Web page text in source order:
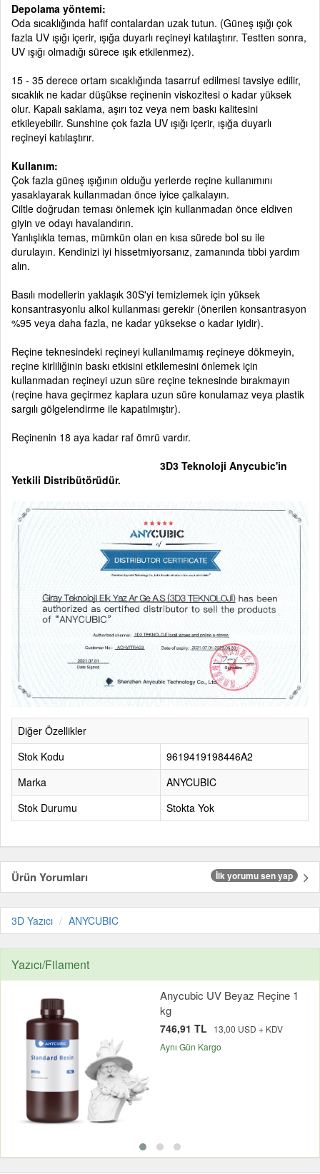
Depolama yöntemi:
Oda sıcaklığında hafif contalardan uzak tutun. (Güneş ışığı çok
fazla UV ışığı içerir, ışığa duyarlı reçineyi katılaştırır. Testten sonra,
UV ışığı olmadığı sürece ışık etkilenmez).
15 - 35 derece ortam sıcaklığında tasarruf edilmesi tavsiye edilir,
sıcaklık ne kadar düşükse reçinenin viskozitesi o kadar yüksek
olur. Kapalı saklama, aşırı toz veya nem baskı kalitesini
etkileyebilir. Sunshine çok fazla UV ışığı içerir, ışığa duyarlı
reçineyi katılaştırır.
Kullanım:
Çok fazla güneş ışığının olduğu yerlerde reçine kullanımını
yasaklayarak kullanmadan önce iyice çalkalayın.
Ciltle doğrudan teması önlemek için kullanmadan önce eldiven
giyin ve odayı havalandırın.
Yanlışlıkla temas, mümkün olan en kısa sürede bol su ile
durulayın. Kendinizi iyi hissetmiyorsanız, zamanında tıbbi yardım
alın.
Basılı modellerin yaklaşık 30S'yi temizlemek için yüksek
konsantrasyonlu alkol kullanması gerekir (önerilen konsantrasyon
%95 veya daha fazla, ne kadar yüksekse o kadar iyidir).
Reçine teknesindeki reçineyi kullanılmamış reçineye dökmeyin,
reçine kirliliğinin baskı etkisini etkilemesini önlemek için
kullanmadan reçineyi uzun süre reçine teknesinde bırakmayın
(reçine hava geçirmez kaplara uzun süre konulamaz veya plastik
sargılı gölgelendirme ile kapatılmıştır).
Reçinenin 18 aya kadar raf ömrü vardır.
3D3 Teknoloji Anycubic'in
Yetkili Distribütörüdür.
Diğer Özellikler
Stok Kodu
9619419198446A2
Marka
ANYCUBIC
Stok Durumu
Stokta Yok
Ürün Yorumları İlk yorumu sen yap
3D Yazıcı ANYCUBIC
Yazıcı/Filament
Anycubic UV Beyaz Reçine 1
kg
746,91 TL
13,00 USD + KDV
Aynı Gün Kargo